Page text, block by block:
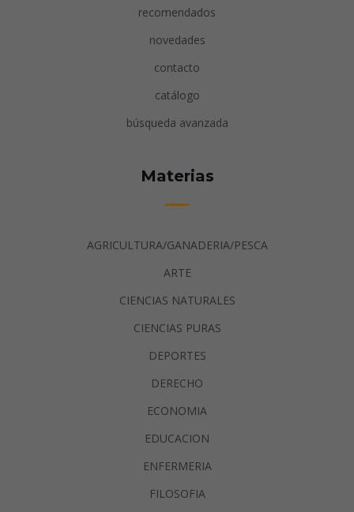
recomendados
novedades
contacto
catálogo
búsqueda avanzada
Materias
AGRICULTURA/GANADERIA/PESCA
ARTE
CIENCIAS NATURALES
CIENCIAS PURAS
DEPORTES
DERECHO
ECONOMIA
EDUCACION
ENFERMERIA
FILOSOFIA